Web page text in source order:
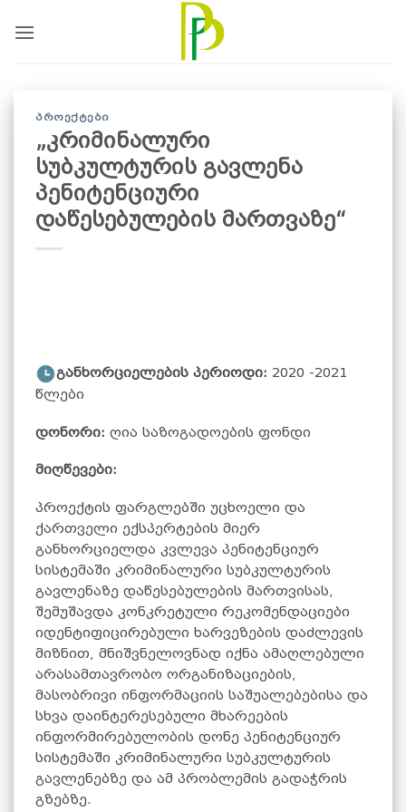
ᲞᲠᲝᲔᲥᲢᲔᲑᲘ
„კრიმინალური
სუბკულტურის გავლენა
პენიტენციური
დაწესებულების მართვაზე“
განხორციელების პერიოდი: 2020 -2021
წლები
დონორი: ღია საზოგადოების ფონდი
მიღწევები:
პროექტის ფარგლებში უცხოელი და
ქართველი ექსპერტების მიერ
განხორციელდა კვლევა პენიტენციურ
სისტემაში კრიმინალური სუბკულტურის
გავლენაზე დაწესებულების მართვისას,
შემუშავდა კონკრეტული რეკომენდაციები
იდენტიფიცირებული ხარვეზების დაძლევის
მიზნით, მნიშვნელოვნად იქნა ამაღლებული
არასამთავრობო ორგანიზაციების,
მასობრივი ინფორმაციის საშუალებებისა და
სხვა დაინტერესებული მხარეების
ინფორმირებულობის დონე პენიტენციურ
სისტემაში კრიმინალური სუბკულტურის
გავლენებზე და ამ პრობლემის გადაჭრის
გზებზე.